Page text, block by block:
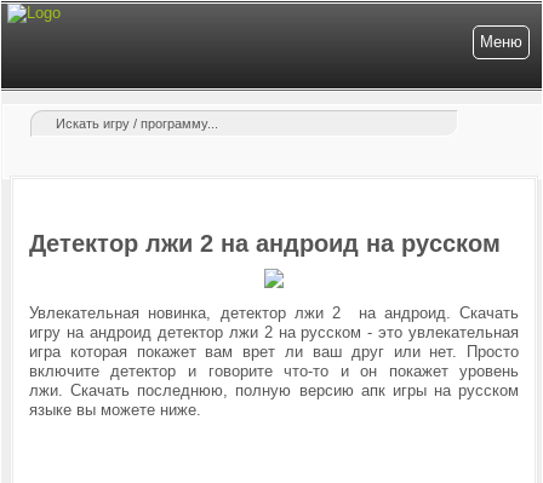
Меню
Детектор лжи 2 на андроид на русском
Увлекательная новинка, детектор лжи 2 на андроид. Скачать
игру на андроид детектор лжи 2 на русском - это увлекательная
игра которая покажет вам врет ли ваш друг или нет. Просто
включите детектор и говорите что-то и он покажет уровень
лжи.Скачать последнюю, полную версию апк игры на русском
языке вы можете ниже.